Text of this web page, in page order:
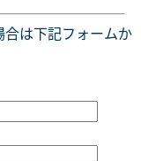
合は下記フォームか